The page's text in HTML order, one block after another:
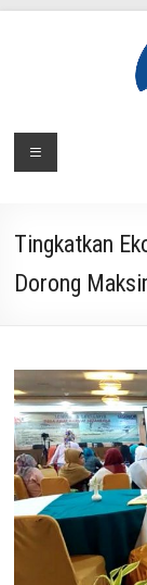
Lembaga
Swadaya
Menu
Tingkatkan
Dorong